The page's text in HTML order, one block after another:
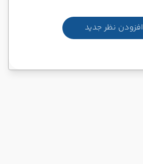
افزودن نظر جدید